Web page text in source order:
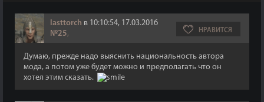
lasttorch в 10:10:54, 17.03.2016
№25, НРАВИТСЯ
Думаю, прежде надо выяснить национальность автора
мода, а потом уже будет можно и предполагать что он
хотел этим сказать.